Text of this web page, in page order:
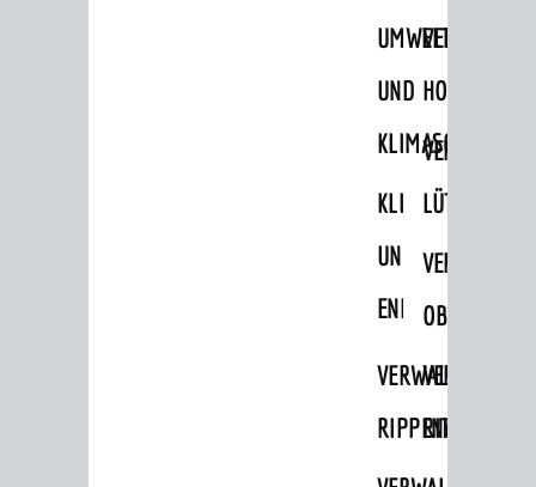
UMWELT-
UND
KLIMASCHUTZ
KLIMASCHUTZ
UND
RIPPENWEIER